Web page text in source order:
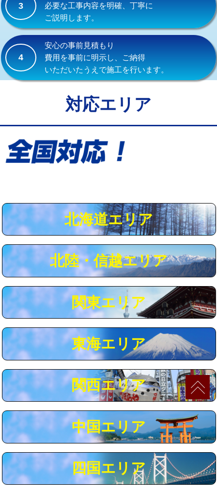
持込商品取付（混合水栓） 16,500円
持込商品取付（浄水器・分岐水栓） 16,500円
給水管工事※（ホール加工)
給水管工事※（バンド止め) 3,300円
給水管工事※（保温材使用（バンド止
5,500円
給水管工事※（土の掘削・埋め戻し作
業)
用（追加）/3ｍ超え)
給水管工事※（ライニング鋼管・銅
44,000円
給水管工事※（ライニング鋼管・銅
管・ポリ管・HT管使用/3ｍ超え)
+8,800円
マス交換（土の掘削・埋め戻し作業） 11,000円~
マス交換（深さ50㎝未満） 55,000円
マス交換（深さ50㎝以上） 66,000円
コンクリート斫り（厚さ10㎝まで） 27,500円
コンクリート斫り（厚さ10㎝超え） 38,500円
モルタル補修（厚さ10㎝まで） 27,500円
追加人工 16,500円
※給水管工事は20mmまでの価格です。
3
必要な工事内容を明確、丁寧に
ご説明します。
4
安心の事前見積もり
費用を事前に明示し、ご納得
いただいたうえで施工を行います。
対応エリア
北海道エリア
北陸・信越エリア
関東エリア
東海エリア
関西エリア
中国エリア
四国エリア